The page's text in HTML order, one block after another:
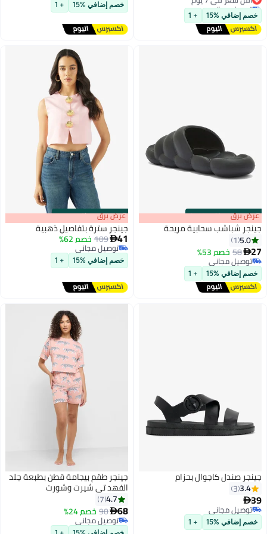
توصيل مجاني
أقل سعر في 7 يوم
خصم إضافي %15 + 1
خصم إضافي %15 + 1
00m:00s
·باقي 100% عرض برق
جينجر شباشب سحابية مريحة
5.0
1
27
58 خصم 53%
توصيل مجاني
توصيل مجاني
خصم إضافي %15 + 1
00m:00s
·باقي 100% عرض برق
جينجر سترة بتفاصيل ذهبية
41
109 خصم 62%
توصيل مجاني
توصيل مجاني
خصم إضافي %15 + 1
جينجر صندل كاجوال بحزام
3.4
3
39
توصيل مجاني
توصيل مجاني
خصم إضافي %15 + 1
7
جينجر طقم بيجامة قطن بطبعة جلد
الفهد تي شيرت وشورت
4.7
7
68
90 خصم 24%
توصيل مجاني
توصيل مجاني